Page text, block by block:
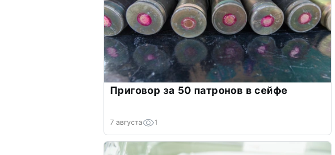
Приговор за 50 патронов в сейфе
7 августа 1